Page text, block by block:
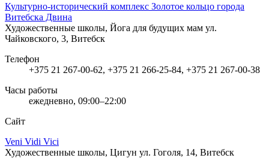
Культурно-исторический комплекс Золотое кольцо города
Витебска Двина
Художественные школы, Йога для будущих мам ул.
Чайковского, 3, Витебск
Телефон
+375 21 267-00-62, +375 21 266-25-84, +375 21 267-00-38
Часы работы
ежедневно, 09:00–22:00
Сайт
Veni Vidi Vici
Художественные школы, Цигун ул. Гоголя, 14, Витебск